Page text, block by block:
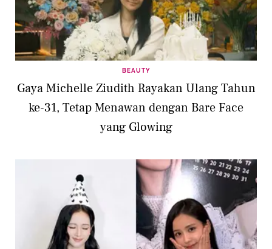
BEAUTY
Gaya Michelle Ziudith Rayakan Ulang Tahun
ke-31, Tetap Menawan dengan Bare Face
yang Glowing